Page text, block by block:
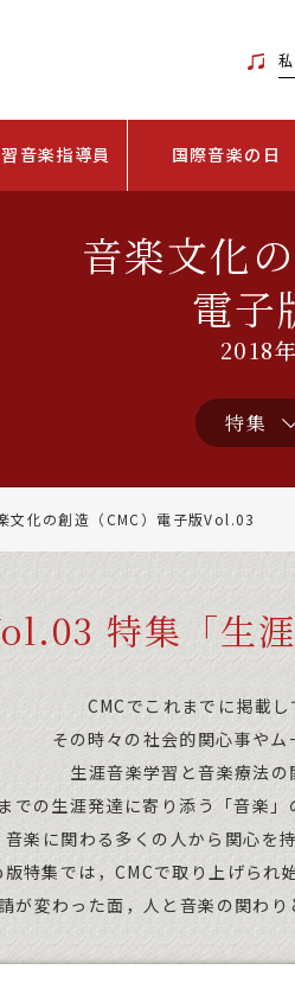
音楽指導員 国際音楽の日
音楽文化
電子
2018
特集
文化の創造（CMC）電子版Vol.03
特集「生
CMCでこれまでに掲載し
その時々の社会的関心事や
生涯音楽学習と音楽療法の
での生涯発達に寄り添う「音楽
音楽に関わる多くの人から関心を
特集では，CMCで取り上げられ
が変わった面，人と音楽の関わ